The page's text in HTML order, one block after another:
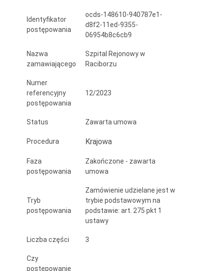
Identyfikator
postępowania
ocds-148610-940787e1-
d8f2-11ed-9355-
06954b8c6cb9
Nazwa
zamawiającego
Szpital Rejonowy w
Raciborzu
Numer
referencyjny
postępowania
12/2023
Status Zawarta umowa
Procedura Krajowa
Faza
postępowania
Zakończone - zawarta
umowa
Tryb
postępowania
Zamówienie udzielane jest w
trybie podstawowym na
podstawie: art. 275 pkt 1
ustawy
Liczba części 3
Czy
postępowanie